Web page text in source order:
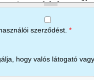
szerződést. *
hogy valós látogató